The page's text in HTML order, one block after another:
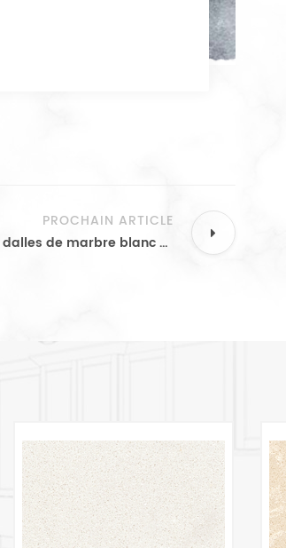
PROCHAIN ARTICLE
px0003-lotus dalles de marbre blanc d'ingénierie en gros en Chine